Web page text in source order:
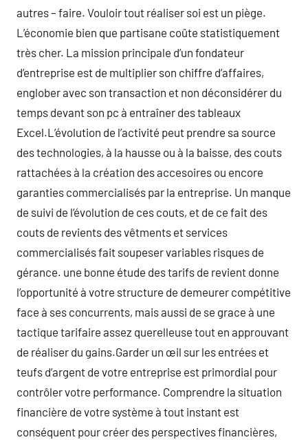
autres – faire. Vouloir tout réaliser soi est un piège.
L’économie bien que partisane coûte statistiquement
très cher. La mission principale d’un fondateur
d’entreprise est de multiplier son chiffre d’affaires,
englober avec son transaction et non déconsidérer du
temps devant son pc à entraîner des tableaux
Excel.L’évolution de l’activité peut prendre sa source
des technologies, à la hausse ou à la baisse, des couts
rattachées à la création des accesoires ou encore
garanties commercialisés par la entreprise. Un manque
de suivi de l’évolution de ces couts, et de ce fait des
couts de revients des vêtments et services
commercialisés fait soupeser variables risques de
gérance. une bonne étude des tarifs de revient donne
l’opportunité à votre structure de demeurer compétitive
face à ses concurrents, mais aussi de se grace à une
tactique tarifaire assez querelleuse tout en approuvant
de réaliser du gains.Garder un œil sur les entrées et
teufs d’argent de votre entreprise est primordial pour
contrôler votre performance. Comprendre la situation
financière de votre système à tout instant est
conséquent pour créer des perspectives financières,